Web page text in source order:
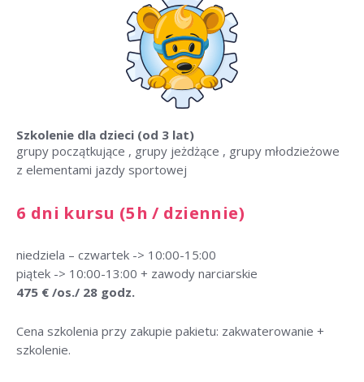
Szkolenie dla dzieci (od 3 lat)
grupy początkujące , grupy jeżdżące , grupy młodzieżowe
z elementami jazdy sportowej
6 dni kursu (5h / dziennie)
niedziela – czwartek -> 10:00-15:00
piątek -> 10:00-13:00 + zawody narciarskie
475 € /os./ 28 godz.
Cena szkolenia przy zakupie pakietu: zakwaterowanie +
szkolenie.